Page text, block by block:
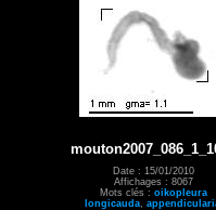
Date : 15/01/2010
Affichages : 8067
Mots clés : oikopleura
longicauda,